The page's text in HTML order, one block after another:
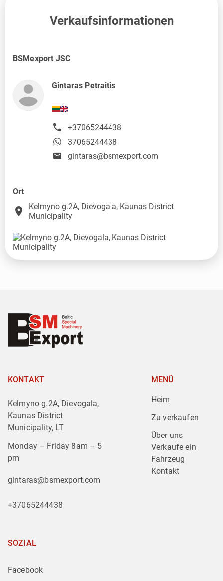
Verkaufsinformationen
BSMexport JSC
Gintaras Petraitis
+37065244438
37065244438
gintaras@bsmexport.com
Ort
place
Kelmyno g.2A, Dievogala, Kaunas District
Municipality
KONTAKT
Kelmyno g.2A, Dievogala,
Kaunas District
Municipality, LT
Monday – Friday 8am – 5
pm
gintaras@bsmexport.com
+37065244438
MENÜ
Heim
Zu verkaufen
Über uns
Verkaufe ein
Fahrzeug
Kontakt
SOZIAL
Facebook